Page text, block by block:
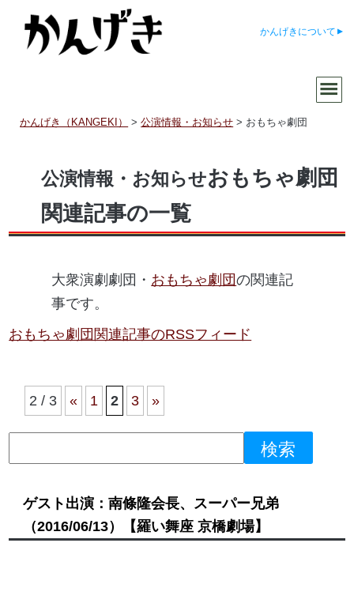
かんげきについて
かんげき（KANGEKI） >公演情報・お知らせ > おもちゃ劇団
公演情報・お知らせおもちゃ劇団
関連記事の一覧
大衆演劇劇団・ おもちゃ劇団の関連記
事です。
おもちゃ劇団関連記事のRSSフィード
2 / 3 « 1 2 3 »
ゲスト出演：南條隆会長、スーパー兄弟
（2016/06/13）
【羅い舞座 京橋劇場】